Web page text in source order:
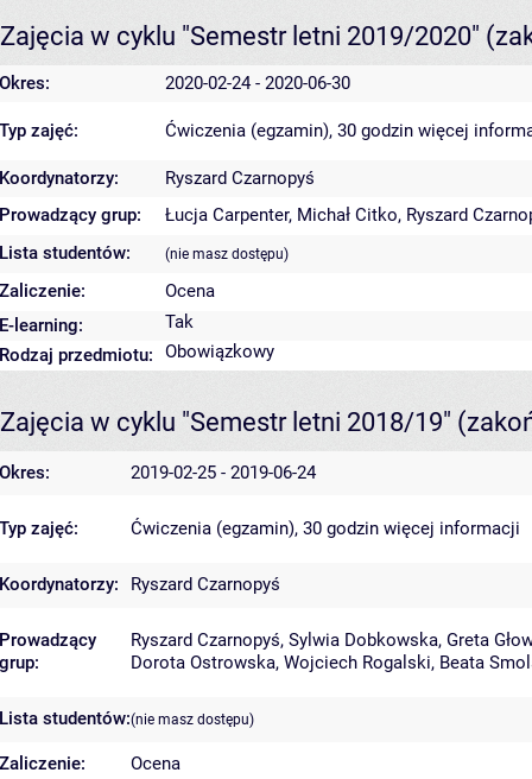
Zajęcia w cyklu "Semestr letni 2019/2020"
Okres: 2020-02-24 - 2020-06-30
Typ zajęć: Ćwiczenia (egzamin), 30 godzin więcej
Koordynatorzy:
Ryszard Czarnopyś
Prowadzący grup:
Łucja Carpenter, Michał Citko, Ryszard
Lista studentów:
(nie masz dostępu)
Zaliczenie:
Ocena
E-learning:
Tak
Rodzaj przedmiotu:
Obowiązkowy
Zajęcia w cyklu "Semestr letni 2018/19"
Okres: 2019-02-25 - 2019-06-24
Typ zajęć: Ćwiczenia (egzamin), 30 godzin więcej informacji
Koordynatorzy: Ryszard Czarnopyś
Prowadzący
grup:
Ryszard Czarnopyś, Sylwia Dobkowska, Greta
Dorota Ostrowska, Wojciech Rogalski, Beata
Lista studentów:(nie masz dostępu)
Zaliczenie: Ocena